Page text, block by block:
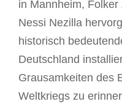
in Mannheim,
Nessi Nezilla
historisch
Deutschland
Grausamkeiten des
Weltkriegs zu